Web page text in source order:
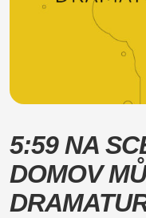
5:59 NA
DOMOV